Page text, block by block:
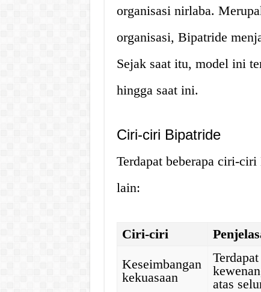
organisasi nirlaba.
organisasi, Bipatride
Sejak saat itu, model ini
hingga saat ini.
Ciri-ciri Bipatride
Terdapat beberapa ciri-
lain:
Ciri-ciri
Keseimbangan
kekuasaan
atas